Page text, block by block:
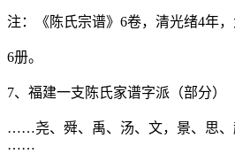
注：《陈氏宗谱》6卷，清光绪4年，
6册。
7、福建一支陈氏家谱字派（部分）
……尧、舜、禹、汤、文，景、思、
……